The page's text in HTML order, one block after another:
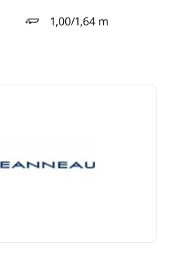
1,00/1,64 m
tirant d'eau